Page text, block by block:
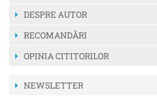
DESPRE AUTOR
RECOMANDĂRI
OPINIA CITITORILOR
NEWSLETTER